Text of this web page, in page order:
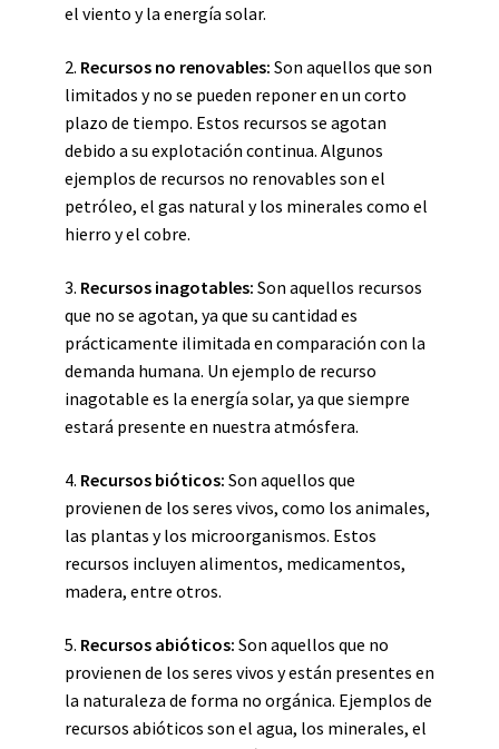
el viento y la energía solar.
2. Recursos no renovables: Son aquellos que son
limitados y no se pueden reponer en un corto
plazo de tiempo. Estos recursos se agotan
debido a su explotación continua. Algunos
ejemplos de recursos no renovables son el
petróleo, el gas natural y los minerales como el
hierro y el cobre.
3. Recursos inagotables: Son aquellos recursos
que no se agotan, ya que su cantidad es
prácticamente ilimitada en comparación con la
demanda humana. Un ejemplo de recurso
inagotable es la energía solar, ya que siempre
estará presente en nuestra atmósfera.
4. Recursos bióticos: Son aquellos que
provienen de los seres vivos, como los animales,
las plantas y los microorganismos. Estos
recursos incluyen alimentos, medicamentos,
madera, entre otros.
5. Recursos abióticos: Son aquellos que no
provienen de los seres vivos y están presentes en
la naturaleza de forma no orgánica. Ejemplos de
recursos abióticos son el agua, los minerales, el